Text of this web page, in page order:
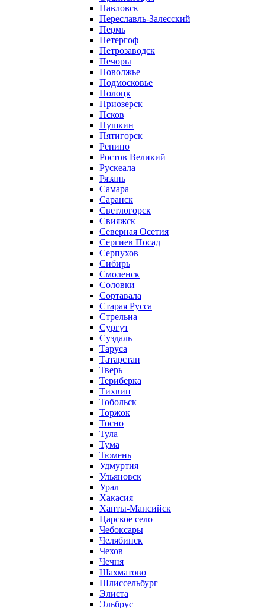
Павловск
Переславль-Залесский
Пермь
Петергоф
Петрозаводск
Печоры
Поволжье
Подмосковье
Полоцк
Приозерск
Псков
Пушкин
Пятигорск
Репино
Ростов Великий
Рускеала
Рязань
Самара
Саранск
Светлогорск
Свияжск
Северная Осетия
Сергиев Посад
Серпухов
Сибирь
Смоленск
Соловки
Сортавала
Старая Русса
Стрельна
Сургут
Суздаль
Таруса
Татарстан
Тверь
Териберка
Тихвин
Тобольск
Торжок
Тосно
Тула
Тума
Тюмень
Удмуртия
Ульяновск
Урал
Хакасия
Ханты-Мансийск
Царское село
Чебоксары
Челябинск
Чехов
Чечня
Шахматово
Шлиссельбург
Элиста
Эльбрус